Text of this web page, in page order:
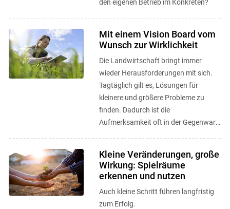
den eigenen Betrieb im Konkreten?
Mit einem Vision Board vom
Wunsch zur Wirklichkeit
Die Landwirtschaft bringt immer
wieder Herausforderungen mit sich.
Tagtäglich gilt es, Lösungen für
kleinere und größere Probleme zu
finden. Dadurch ist die
Aufmerksamkeit oft in der Gegenwart
Kleine Veränderungen, große
Wirkung: Spielräume
erkennen und nutzen
Auch kleine Schritt führen langfristig
zum Erfolg.